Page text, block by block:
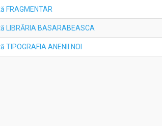
FRAGMENTAR
BASARABEASCA
ANENII NOI